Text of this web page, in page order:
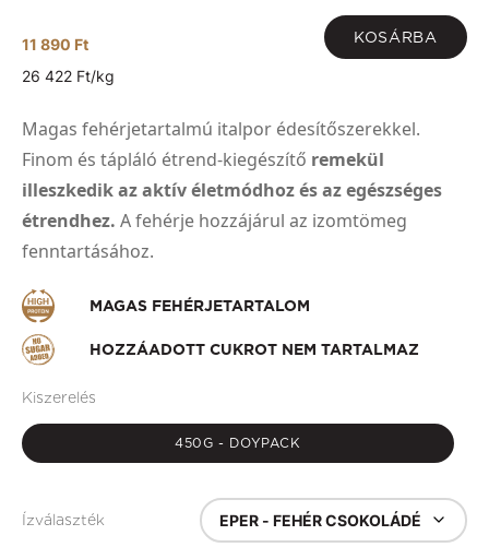
11 890 Ft KOSÁRBA
26 422 Ft/kg
Magas fehérjetartalmú italpor édesítőszerekkel.
Finom és tápláló étrend-kiegészítő remekül
illeszkedik az aktív életmódhoz és az egészséges
étrendhez. A fehérje hozzájárul az izomtömeg
fenntartásához.
MAGAS FEHÉRJETARTALOM
HOZZÁADOTT CUKROT NEM TARTALMAZ
Kiszerelés
450G - DOYPACK
Ízválaszték EPER - FEHÉR CSOKOLÁDÉ